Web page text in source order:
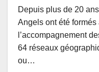
Depuis plus de 20
Angels ont été formés
l’accompagnement
64 réseaux
ou…